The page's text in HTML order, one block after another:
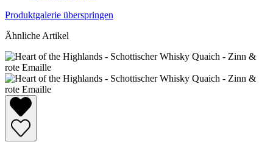
Produktgalerie überspringen
Ähnliche Artikel